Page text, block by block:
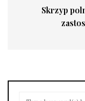
Skrzyp